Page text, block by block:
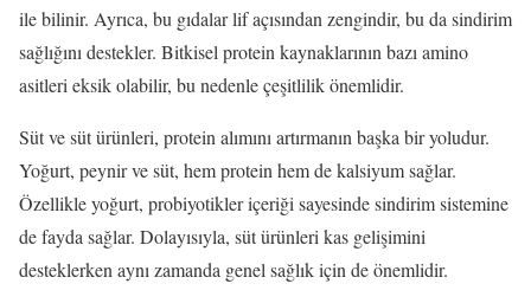
ile bilinir. Ayrıca, bu gıdalar lif açısından zengindir, bu da sindirim
sağlığını destekler. Bitkisel protein kaynaklarının bazı amino
asitleri eksik olabilir, bu nedenle çeşitlilik önemlidir.
Süt ve süt ürünleri, protein alımını artırmanın başka bir yoludur.
Yoğurt, peynir ve süt, hem protein hem de kalsiyum sağlar.
Özellikle yoğurt, probiyotikler içeriği sayesinde sindirim sistemine
de fayda sağlar. Dolayısıyla, süt ürünleri kas gelişimini
desteklerken aynı zamanda genel sağlık için de önemlidir.